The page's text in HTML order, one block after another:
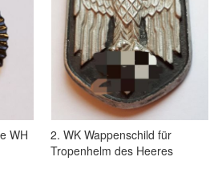
WH
2. WK Wappenschild für
Tropenhelm des Heeres